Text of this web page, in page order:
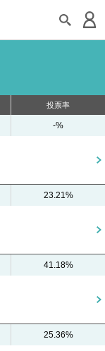
投票率
-%
23.21%
41.18%
25.36%